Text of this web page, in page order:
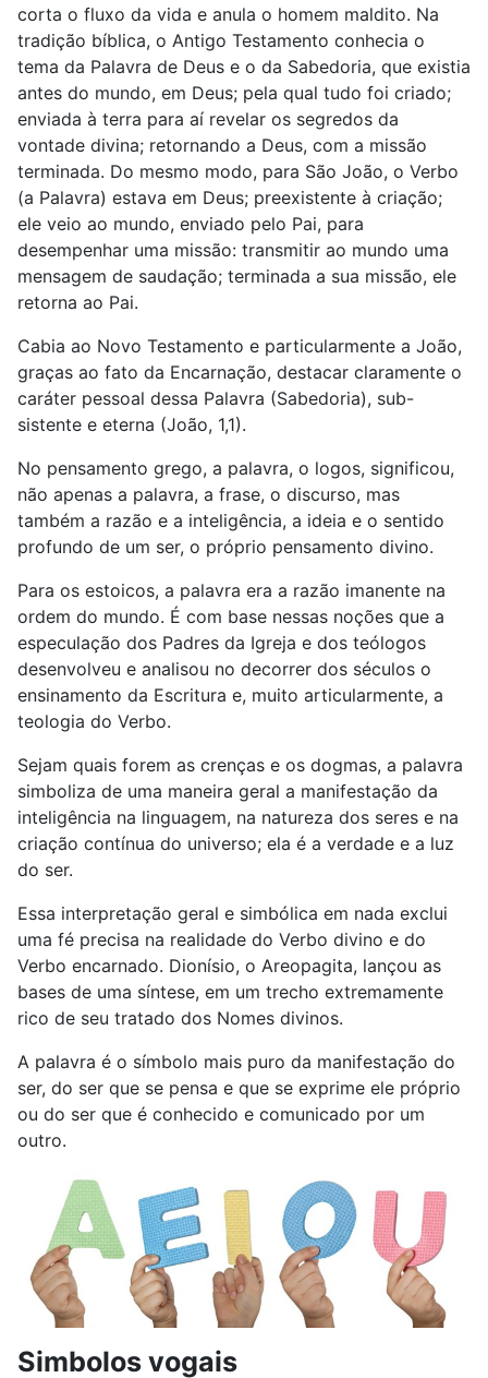
corta o fluxo da vida e anula o homem maldito. Na
tradição bíblica, o Antigo Testamento conhecia o
tema da Palavra de Deus e o da Sabedoria, que existia
antes do mundo, em Deus; pela qual tudo foi criado;
enviada à terra para aí revelar os segredos da
vontade divina; retornando a Deus, com a missão
terminada. Do mesmo modo, para São João, o Verbo
(a Palavra) estava em Deus; preexistente à criação;
ele veio ao mundo, enviado pelo Pai, para
desempenhar uma missão: transmitir ao mundo uma
mensagem de saudação; terminada a sua missão, ele
retorna ao Pai.
Cabia ao Novo Testamento e particularmente a João,
graças ao fato da Encarnação, destacar claramente o
caráter pessoal dessa Palavra (Sabedoria), sub-
sistente e eterna (João, 1,1).
No pensamento grego, a palavra, o logos, significou,
não apenas a palavra, a frase, o discurso, mas
também a razão e a inteligência, a ideia e o sentido
profundo de um ser, o próprio pensamento divino.
Para os estoicos, a palavra era a razão imanente na
ordem do mundo. É com base nessas noções que a
especulação dos Padres da Igreja e dos teólogos
desenvolveu e analisou no decorrer dos séculos o
ensinamento da Escritura e, muito articularmente, a
teologia do Verbo.
Sejam quais forem as crenças e os dogmas, a palavra
simboliza de uma maneira geral a manifestação da
inteligência na linguagem, na natureza dos seres e na
criação contínua do universo; ela é a verdade e a luz
do ser.
Essa interpretação geral e simbólica em nada exclui
uma fé precisa na realidade do Verbo divino e do
Verbo encarnado. Dionísio, o Areopagita, lançou as
bases de uma síntese, em um trecho extremamente
rico de seu tratado dos Nomes divinos.
A palavra é o símbolo mais puro da manifestação do
ser, do ser que se pensa e que se exprime ele próprio
ou do ser que é conhecido e comunicado por um
outro.
Simbolos vogais